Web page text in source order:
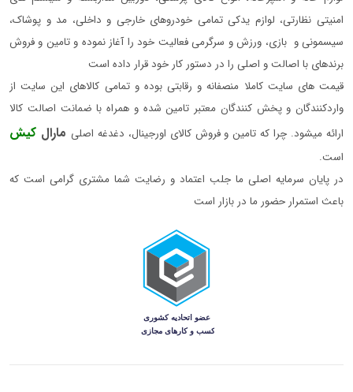
امنیتی نظارتی، لوازم یدکی تمامی خودروهای خارجی و داخلی، مد و پوشاک،
سیسمونی و بازی، ورزش و سرگرمی فعالیت خود را آغاز نموده و تامین و فروش
برندهای با اصالت و اصلی را در دستور کار خود قرار داده است
قیمت های سایت کاملا منصفانه و رقابتی بوده و تمامی کالاهای این سایت از
واردکنندگان و پخش کنندگان معتبر تامین شده و همراه با ضمانت اصالت کالا
ارائه میشود. چرا که تامین و فروش کالای اورجینال، دغدغه اصلی مارال کیش
است.
در پایان سرمایه اصلی ما جلب اعتماد و رضایت شما مشتری گرامی است که
باعث استمرار حضور ما در بازار است